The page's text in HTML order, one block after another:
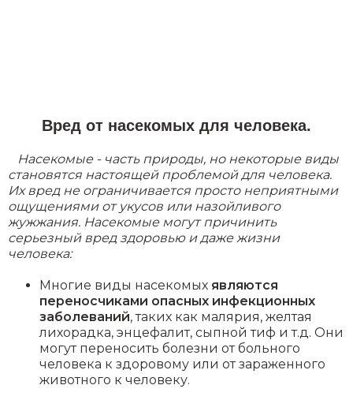
Вред от насекомых для человека.
Насекомые - часть природы, но некоторые виды
становятся настоящей проблемой для человека.
Их вред не ограничивается просто неприятными
ощущениями от укусов или назойливого
жужжания. Насекомые могут причинить
серьезный вред здоровью и даже жизни
человека:
Многие виды насекомых являются
переносчиками опасных инфекционных
заболеваний, таких как малярия, желтая
лихорадка, энцефалит, сыпной тиф и т.д. Они
могут переносить болезни от больного
человека к здоровому или от зараженного
животного к человеку.